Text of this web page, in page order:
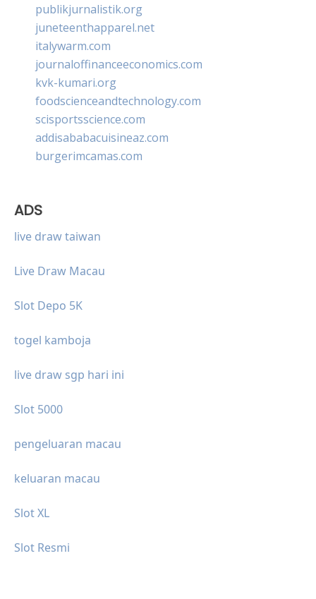
publikjurnalistik.org
juneteenthapparel.net
italywarm.com
journaloffinanceeconomics.com
kvk-kumari.org
foodscienceandtechnology.com
scisportsscience.com
addisababacuisineaz.com
burgerimcamas.com
ADS
live draw taiwan
Live Draw Macau
Slot Depo 5K
togel kamboja
live draw sgp hari ini
Slot 5000
pengeluaran macau
keluaran macau
Slot XL
Slot Resmi